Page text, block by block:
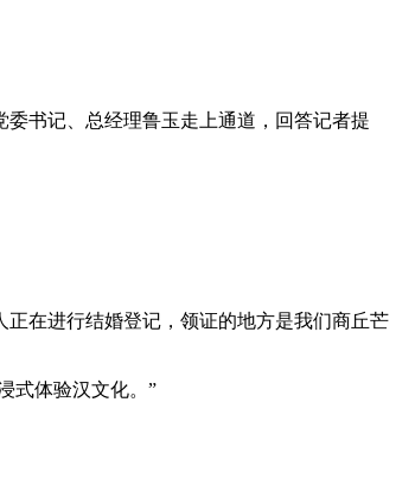
书记、总经理鲁玉走上通道，回答记者提
在进行结婚登记，领证的地方是我们商丘芒
式体验汉文化。”